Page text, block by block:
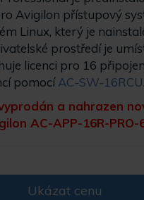
Avigilon přístupový
Linux, který je
prostředí je
licenci pro 16
pomocíAC-SW-16RCU
a nahrazen
AC-APP-16R-PRO-
Ukázat cenu